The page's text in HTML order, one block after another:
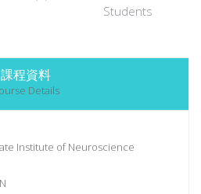
Students
課程資料
Details
Institute of Neuroscience